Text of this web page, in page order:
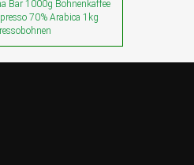
Bar 1000g Bohnenkaffee
70% Arabica 1kg